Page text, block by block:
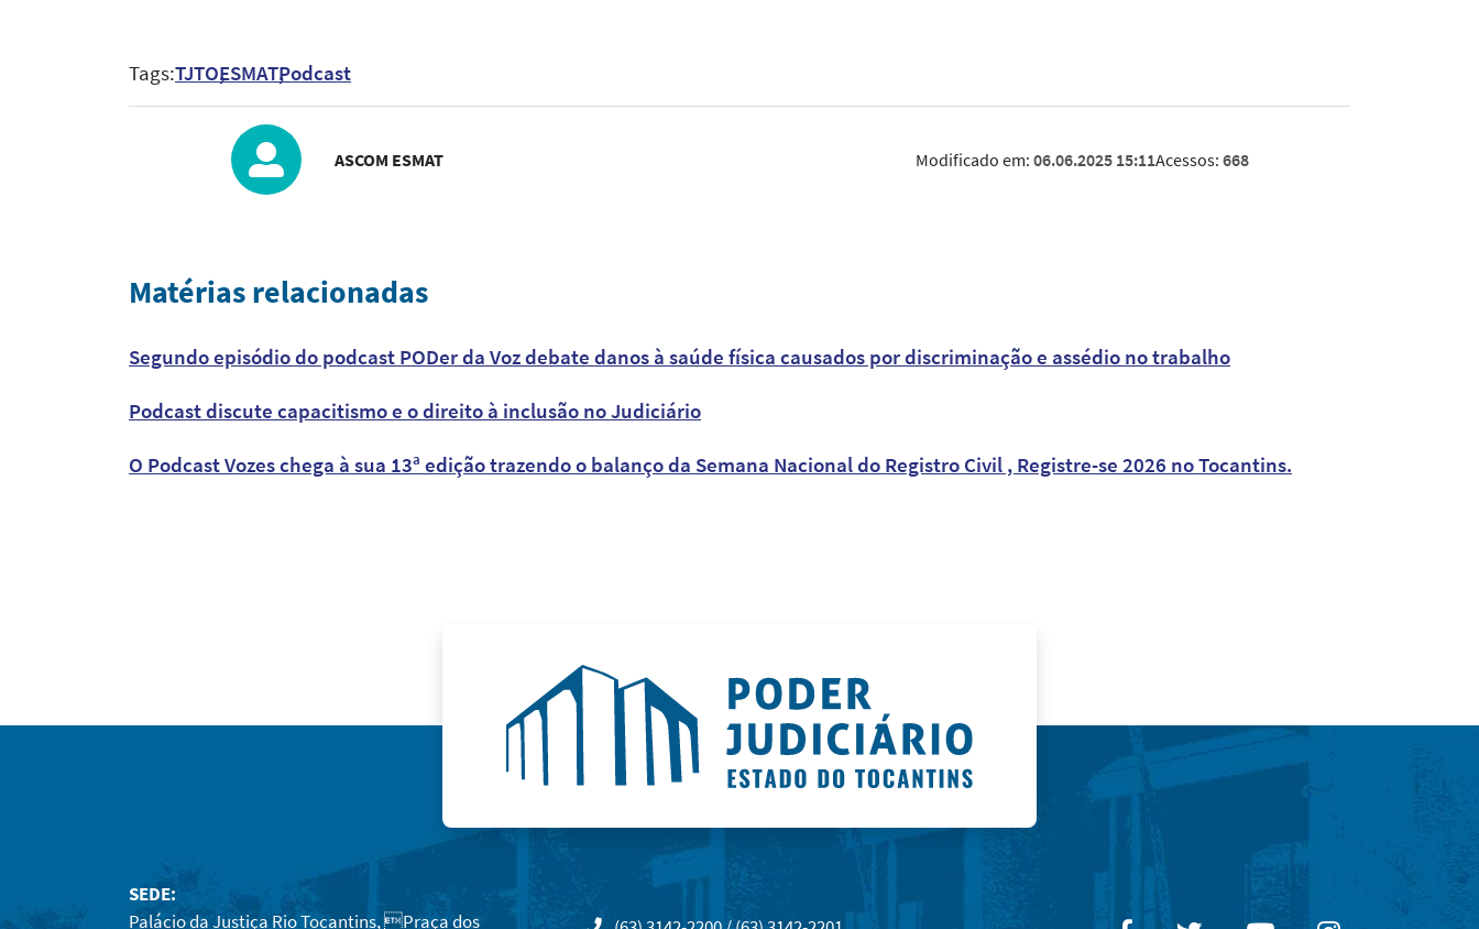
Tags:TJTOESMATPodcast
ASCOM ESMAT Modificado em: 06.06.2025 15:11Acessos: 668
Matérias relacionadas
Segundo episódio do podcast PODer da Voz debate danos à saúde física causados por discriminação e assédio no trabalho
Podcast discute capacitismo e o direito à inclusão no Judiciário
O Podcast Vozes chega à sua 13ª edição trazendo o balanço da Semana Nacional do Registro Civil , Registre-se 2026 no Tocantins.
SEDE:
Palácio da Justiça Rio Tocantins, Praça dos